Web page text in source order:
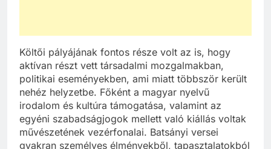
Költői pályájának fontos része volt az is, hogy
aktívan részt vett társadalmi mozgalmakban,
politikai eseményekben, ami miatt többször került
nehéz helyzetbe. Főként a magyar nyelvű
irodalom és kultúra támogatása, valamint az
egyéni szabadságjogok mellett való kiállás voltak
művészetének vezérfonalai. Batsányi versei
gyakran személyes élményekből, tapasztalatokból